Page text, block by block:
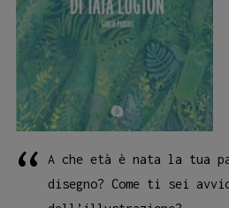
A che età è nata la tua
disegno? Come ti sei